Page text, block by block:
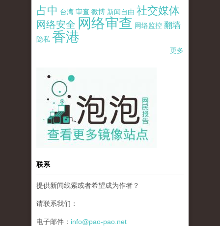
占中 台湾 审查 微博 新闻自由 社交媒体
网络安全 网络审查 网络监控 翻墙
隐私 香港
更多
pao-pao-banner-mirror-site-120814.jpg
联系
提供新闻线索或者希望成为作者？
请联系我们：
电子邮件： info@pao-pao.net